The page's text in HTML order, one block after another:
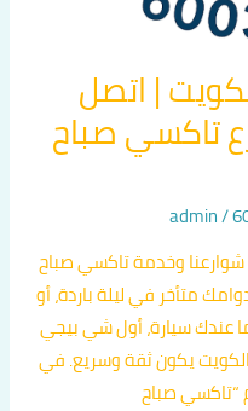
| اتصل
| أسرع تاكسي صباح
/
admin
وخدمة تاكسي صباح
متأخر في ليلة باردة، أو
سيارة، أول شي بيجي
يكون ثقة وسريع. في
“تاكسي صباح